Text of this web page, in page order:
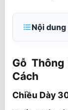
Nội
Gỗ
Gỗ
Cách
Chiều Dày